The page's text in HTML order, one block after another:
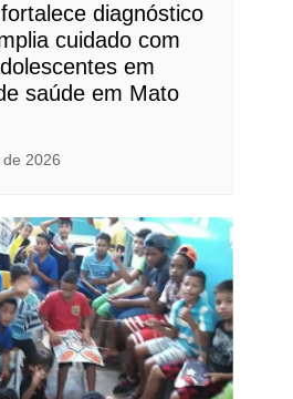
diagnóstico
cuidado com
em
saúde em Mato
2026